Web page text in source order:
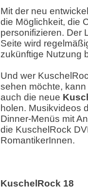
Mit der neu
die Möglichkeit, die
personifizieren. Der
Seite wird
zukünftige Nutzung
Und wer
sehen möchte,
auch die neue
holen. Musikvideos
Dinner-Menüs mit
die KuschelRock
RomantikerInnen.
KuschelRock 18